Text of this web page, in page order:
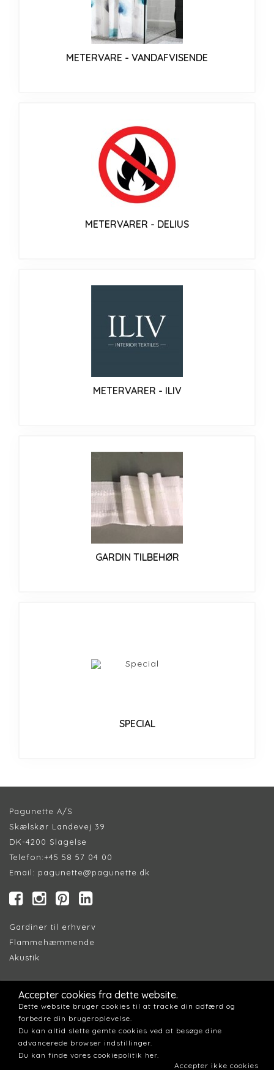
METERVARE - VANDAFVISENDE
METERVARER - DELIUS
METERVARER - ILIV
GARDIN TILBEHØR
SPECIAL
Pagunette A/S
Skælskør Landevej 39
DK-4200 Slagelse
Telefon:+45 58 57 04 00
Email: pagunette@pagunette.dk
Gardiner til erhverv
Flammehæmmende
Akustik
Cookiepolitik
Persondatapolitik
Accepter cookies fra dette website.
Dette website bruger cookies til at tracke din adfærd og
forbedre din brugeroplevelse.
Du kan altid slette gemte cookies ved at besøge dine
advancerede browser indstillinger.
Du kan finde vores cookiepolitik her.
Accepter ikke cookies